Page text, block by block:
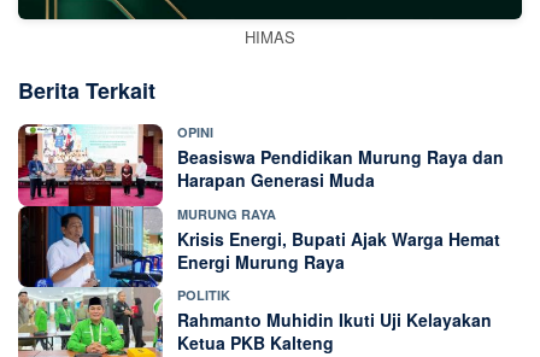
HIMAS
Berita Terkait
OPINI
Beasiswa Pendidikan Murung Raya dan
Harapan Generasi Muda
MURUNG RAYA
Krisis Energi, Bupati Ajak Warga Hemat
Energi Murung Raya
POLITIK
Rahmanto Muhidin Ikuti Uji Kelayakan
Ketua PKB Kalteng